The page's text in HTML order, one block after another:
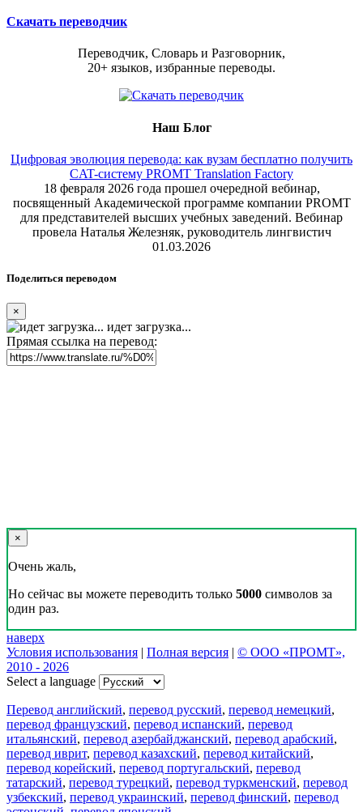
Скачать переводчик
Переводчик, Словарь и Разговорник,
20+ языков, избранные переводы.
Наш Блог
Цифровая эволюция перевода: как вузам бесплатно получить
CAT-систему PROMT Translation Factory
18 февраля 2026 года прошел очередной вебинар,
посвященный Академической программе компании PROMT
для представителей высших учебных заведений. Вебинар
провела Наталья Железняк, руководитель лингвистич
01.03.2026
Поделиться переводом
×
идет загрузка...
Прямая ссылка на перевод:
×
Очень жаль,
Но сейчас вы можете переводить только 5000 символов за
один раз.
наверх
Условия использования | Полная версия | © ООО «ПРОМТ»,
2010 - 2026
Select a language
Перевод английский, перевод русский, перевод немецкий,
перевод французский, перевод испанский, перевод
итальянский, перевод азербайджанский, перевод арабский,
перевод иврит, перевод казахский, перевод китайский,
перевод корейский, перевод португальский, перевод
татарский, перевод турецкий, перевод туркменский, перевод
узбекский, перевод украинский, перевод финский, перевод